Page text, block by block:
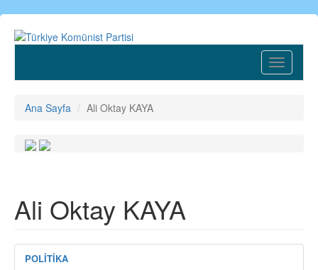
Ana
içeriğe
Toggle
Ana Sayfa Ali Oktay KAYA
Ali Oktay KAYA
POLİTİKA